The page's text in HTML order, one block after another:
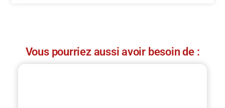
Vous pourriez aussi avoir besoin de :